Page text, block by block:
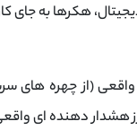
هکرها به جای
(از چهره‌ های
هشدار دهنده ‌ای